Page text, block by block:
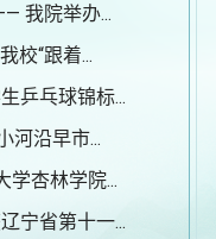
我院举办...
校“跟着...
乒乓球锦标...
河沿早市...
学杏林学院...
宁省第十一...